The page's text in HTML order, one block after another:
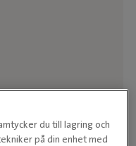
du till lagring och
på din enhet med